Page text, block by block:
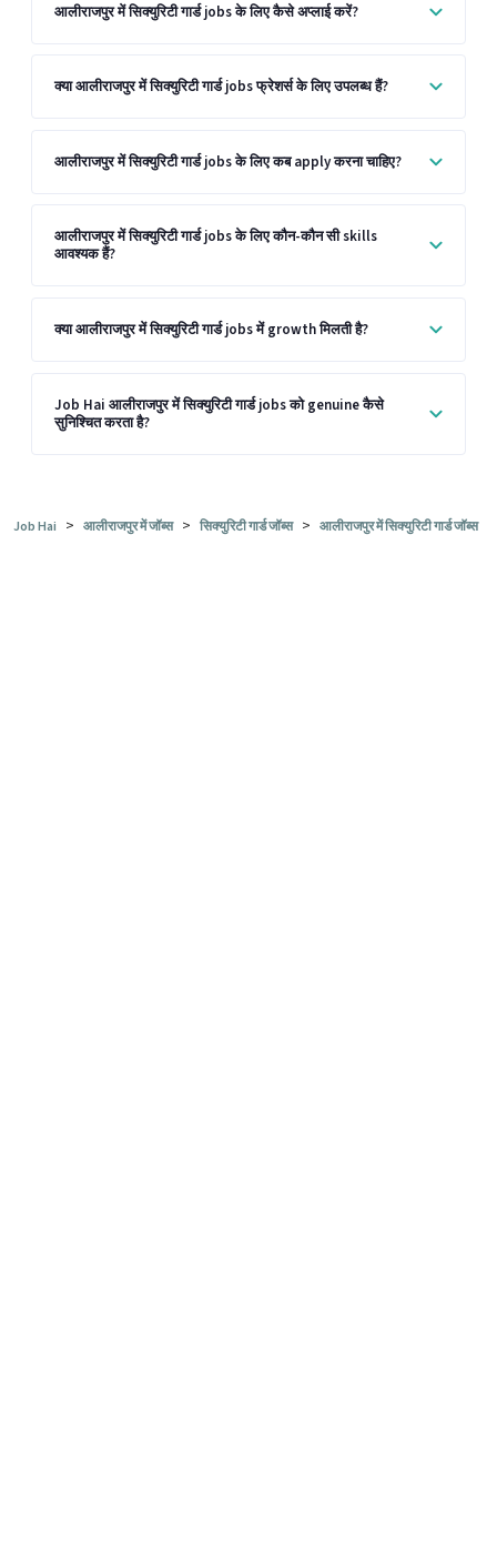
आलीराजपुर में सिक्युरिटी गार्ड jobs के लिए कैसे अप्लाई करें?
क्या आलीराजपुर में सिक्युरिटी गार्ड jobs फ्रेशर्स के लिए उपलब्ध हैं?
आलीराजपुर में सिक्युरिटी गार्ड jobs के लिए कब apply करना चाहिए?
आलीराजपुर में सिक्युरिटी गार्ड jobs के लिए कौन-कौन सी skills
आवश्यक हैं?
क्या आलीराजपुर में सिक्युरिटी गार्ड jobs में growth मिलती है?
Job Hai आलीराजपुर में सिक्युरिटी गार्ड jobs को genuine कैसे
सुनिश्चित करता है?
Job Hai > आलीराजपुर में जॉब्स > सिक्युरिटी गार्ड जॉब्स > आलीराजपुर में सिक्युरिटी गार्ड जॉब्स